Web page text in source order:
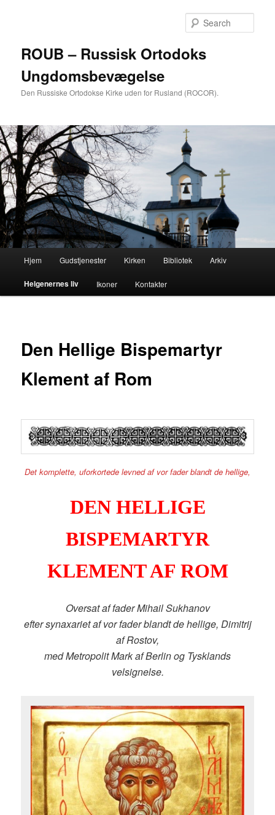
ROUB – Russisk Ortodoks
Ungdomsbevægelse
Den Russiske Ortodokse Kirke uden for Rusland (ROCOR).
Hjem Gudstjenester Kirken Bibliotek Arkiv
Helgenernes liv Ikoner Kontakter
Den Hellige Bispemartyr
Klement af Rom
Det komplette, uforkortede levned af vor fader blandt de hellige,
DEN HELLIGE
BISPEMARTYR
KLEMENT AF ROM
Oversat af fader Mihail Sukhanov
efter synaxariet af vor fader blandt de hellige, Dimitrij
af Rostov,
med Metropolit Mark af Berlin og Tysklands
velsignelse.